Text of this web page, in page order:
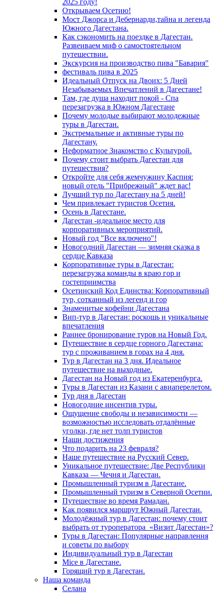
2025 году!
Открываем Осетию!
Мост Джорса и Дебернарди,тайна и легенда
Южного Дагестана.
Как сэкономить на поездке в Дагестан.
Развеиваем миф о самостоятельном
путешествии.
Экскурсия на производство пива "Бавария"
фестиваль пива в 2025
Идеальный Отпуск на Двоих: 5 Дней
Незабываемых Впечатлений в Дагестане!
Там, где душа находит покой - Спа
перезагрузка в Южном Дагестане
Почему молодые выбирают молодежные
туры в Дагестан.
Экстремальные и активные туры по
Дагестану.
Неформатное Знакомство с Культурой.
Почему стоит выбрать Дагестан для
путешествия?
Откройте для себя жемчужину Каспия:
новый отель "Прибрежный" ждет вас!
Лучший тур по Дагестану на 5 дней!
Чем привлекает туристов Осетия.
Осень в Дагестане.
Дагестан -идеальное место для
корпоративных мероприятий.
Новый год "Все включено"!
Новогодний Дагестан — зимняя сказка в
сердце Кавказа
Корпоративные туры в Дагестан:
перезагрузка команды в краю гор и
гостеприимства
Осетинский Код Единства: Корпоративный
тур, сотканный из легенд и гор
Знаменитые кофейни Дагестана
Вип-тур в Дагестан: роскошь и уникальные
впечатления
Раннее бронирование туров на Новый Год.
Путешествие в сердце горного Дагестана:
тур с проживанием в горах на 4 дня.
Тур в Дагестан на 3 дня. Идеальное
путешествие на выходные.
Дагестан на Новый год из Екатеренбурга.
Туры в Дагестан из Казани с авиаперелетом.
Тур дня в Дагестан
Новогодние инсентив туры.
Ощущение свободы и независимости —
возможностью исследовать отдалённые
уголки, где нет толп туристов
Наши достижения
Что подарить на 23 февраля?
Наше путешествие на Русский Север.
Уникальное путешествие: Две Республики
Кавказа — Чечня и Дагестан.
Промышленный туризм в Дагестане.
Промышленный туризм в Северной Осетии.
Путешествие во время Рамадан.
Как появился маршрут Южный Дагестан.
Молодёжный тур в Дагестан: почему стоит
выбрать от туроператора «Визит Дагестан»?
Туры в Дагестан: Популярные направлення
и советы по выбору
Индивидуальный тур в Дагестан
Mice в Дагестане.
Горящий тур в Дагестан.
Наша команда
Селана